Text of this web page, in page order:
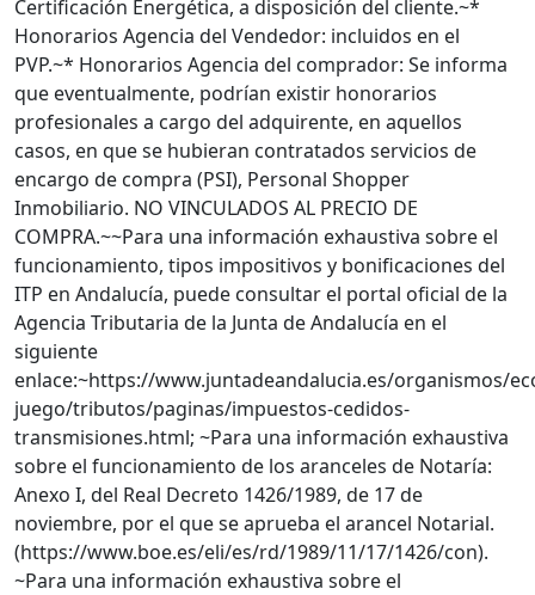
Certificación Energética, a disposición del cliente.~*
Honorarios Agencia del Vendedor: incluidos en el
PVP.~* Honorarios Agencia del comprador: Se informa
que eventualmente, podrían existir honorarios
profesionales a cargo del adquirente, en aquellos
casos, en que se hubieran contratados servicios de
encargo de compra (PSI), Personal Shopper
Inmobiliario. NO VINCULADOS AL PRECIO DE
COMPRA.~~Para una información exhaustiva sobre el
funcionamiento, tipos impositivos y bonificaciones del
ITP en Andalucía, puede consultar el portal oficial de la
Agencia Tributaria de la Junta de Andalucía en el
siguiente
enlace:~https://www.juntadeandalucia.es/organismos/
juego/tributos/paginas/impuestos-cedidos-
transmisiones.html; ~Para una información exhaustiva
sobre el funcionamiento de los aranceles de Notaría:
Anexo I, del Real Decreto 1426/1989, de 17 de
noviembre, por el que se aprueba el arancel Notarial.
(https://www.boe.es/eli/es/rd/1989/11/17/1426/con).
~Para una información exhaustiva sobre el